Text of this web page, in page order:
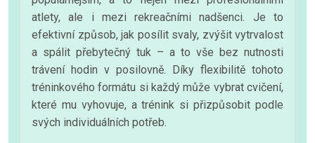
atlety, ale i mezi rekreačními nadšenci. Je to
efektivní způsob, jak posílit svaly, zvýšit vytrvalost
a spálit přebytečný tuk – a to vše bez nutnosti
trávení hodin v posilovně. Díky flexibilitě tohoto
tréninkového formátu si každý může vybrat cvičení,
které mu vyhovuje, a trénink si přizpůsobit podle
svých individuálních potřeb.